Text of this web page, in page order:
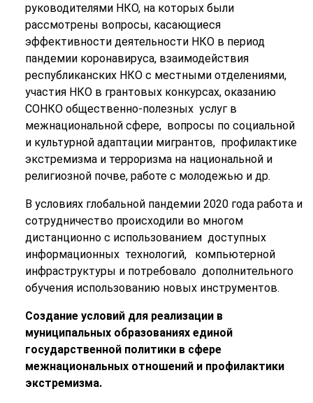
руководителями НКО, на которых были
рассмотрены вопросы, касающиеся
эффективности деятельности НКО в период
пандемии коронавируса, взаимодействия
республиканских НКО с местными отделениями,
участия НКО в грантовых конкурсах, оказанию
СОНКО общественно-полезных услуг в
межнациональной сфере, вопросы по социальной
и культурной адаптации мигрантов, профилактике
экстремизма и терроризма на национальной и
религиозной почве, работе с молодежью и др.
В условиях глобальной пандемии 2020 года работа и
сотрудничество происходили во многом
дистанционно с использованием доступных
информационных технологий, компьютерной
инфраструктуры и потребовало дополнительного
обучения использованию новых инструментов.
Создание условий для реализации в
муниципальных образованиях единой
государственной политики в сфере
межнациональных отношений и профилактики
экстремизма.